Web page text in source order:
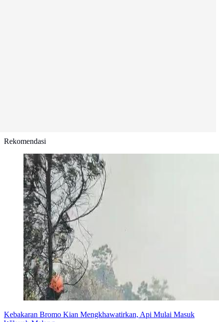
Rekomendasi
Kebakaran Bromo Kian Mengkhawatirkan, Api Mulai Masuk